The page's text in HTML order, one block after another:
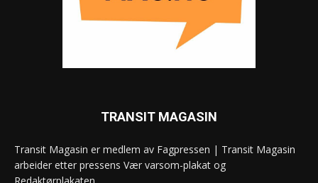
TRANSIT MAGASIN
Transit Magasin er medlem av Fagpressen | Transit Magasin
arbeider etter pressens Vær varsom-plakat og